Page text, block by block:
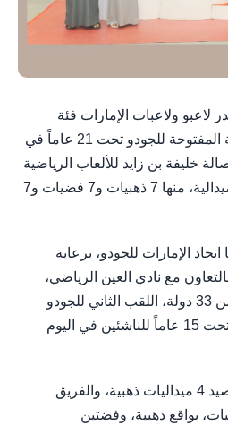
/ تصدر لاعبو ولاعبات الإمارات فئة
الشباب بطولة العين الدولية المفتوحة للجودو تحت 21 عاماً في
خليفة بن زايد للألعاب الرياضية
في نادي العين، برصيد 21 ميدالية، منها 7 ذهبيات و7 فضيات و7
الإمارات للجودو، برعاية
مع نادي العين الرياضي،
مشاركة 340 لاعباً ولاعبة من 33 دولة، اللقب الثاني للجودو
الإماراتي بعد الفوز بصدارة تحت 15 عاماً للناشئين في اليوم
وجاء الفريق الهندي ثانياً برصيد 4 ميداليات ذهبية، والفريق
برصيد 5 ميداليات، بواقع ذهبية، وفضتين